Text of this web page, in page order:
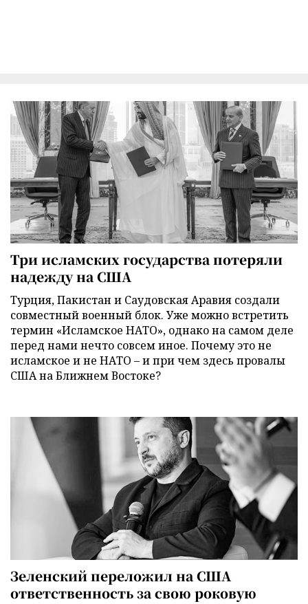
Три исламских государства потеряли
надежду на США
Турция, Пакистан и Саудовская Аравия создали
совместный военный блок. Уже можно встретить
термин «Исламское НАТО», однако на самом деле
перед нами нечто совсем иное. Почему это не
исламское и не НАТО – и при чем здесь провалы
США на Ближнем Востоке?
Зеленский переложил на США
ответственность за свою роковую